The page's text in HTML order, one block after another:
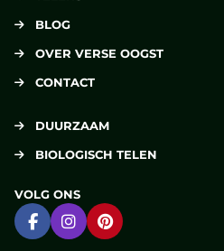
BLOG
OVER VERSE OOGST
CONTACT
DUURZAAM
BIOLOGISCH TELEN
VOLG ONS
Ga naar Facebook
Ga naar Instagram
Ga naar Pinterest